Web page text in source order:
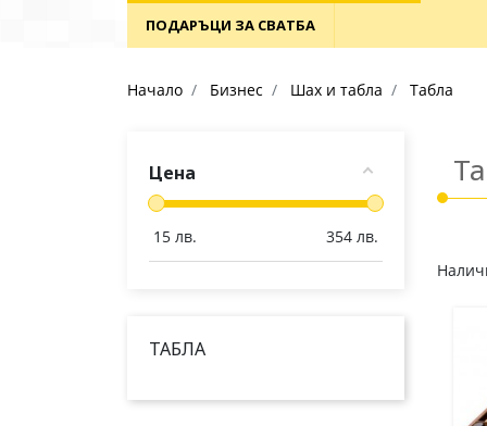
ПОДАРЪЦИ ЗА СВАТБА
Начало Бизнес Шах и табла Табла
Цена
15 лв. 354 лв.
ТАБЛА